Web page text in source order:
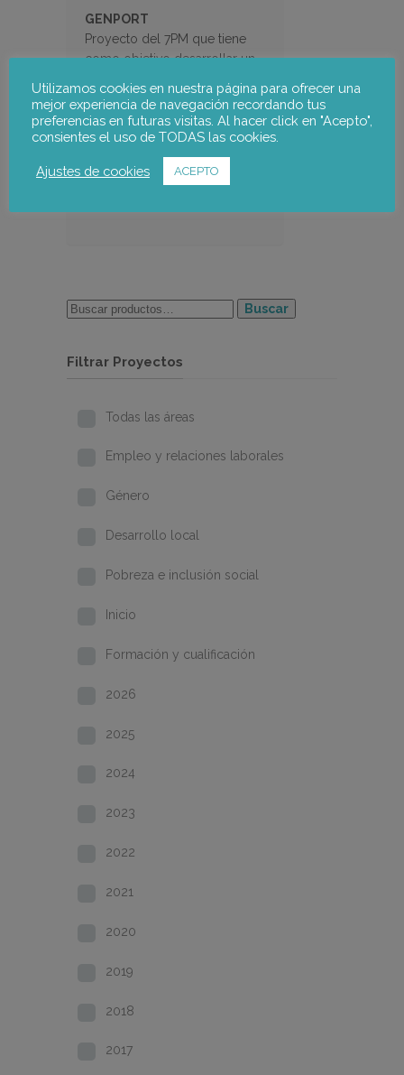
GENPORT
Proyecto del 7PM que tiene
como objetivo desarrollar un
intercambiar conocimientos e
inspirar la colaboración sobre
género y ciencia
Buscar
Filtrar Proyectos
Todas las áreas
Empleo y relaciones laborales
Género
Desarrollo local
Pobreza e inclusión social
Inicio
Formación y cualificación
2026
2025
2024
2023
2022
2021
2020
2019
2018
2017
Utilizamos cookies en nuestra página para ofrecer una
mejor experiencia de navegación recordando tus
preferencias en futuras visitas. Al hacer click en "Acepto",
consientes el uso de TODAS las cookies.
Ajustes de cookies ACEPTO